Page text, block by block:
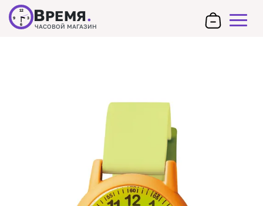
12
3
6
9 ВРЕМЯ.
ЧАСОВОЙ МАГАЗИН